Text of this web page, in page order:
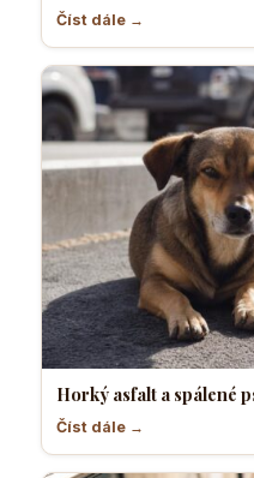
Číst dále →
Horký asfalt a spálené
Číst dále →